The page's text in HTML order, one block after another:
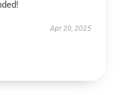
Apr 20, 2025